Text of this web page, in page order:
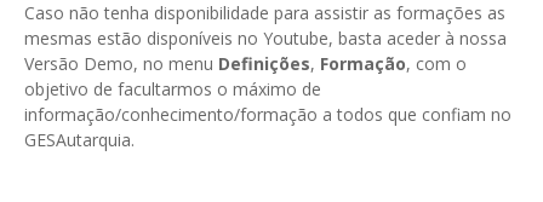
GESVencimento
GESViaturasAbandonadas
Portal da Freguesia
Caso não tenha disponibilidade para assistir as formações as
mesmas estão disponíveis no Youtube, basta aceder à nossa
Versão Demo, no menu Definições, Formação, com o
objetivo de facultarmos o máximo de
informação/conhecimento/formação a todos que confiam no
GESAutarquia.